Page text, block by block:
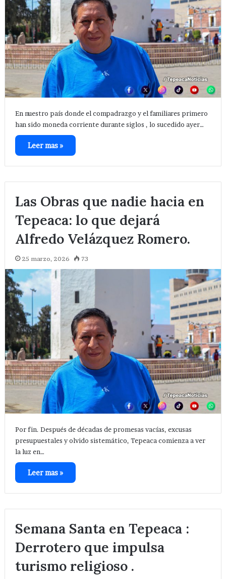
En nuestro país donde el compadrazgo y el familiares primero
han sido moneda corriente durante siglos , lo sucedido ayer…
Leer mas »
Las Obras que nadie hacia en
Tepeaca: lo que dejará
Alfredo Velázquez Romero.
25 marzo, 2026 73
Por fin. Después de décadas de promesas vacías, excusas
presupuestales y olvido sistemático, Tepeaca comienza a ver
la luz en…
Leer mas »
Semana Santa en Tepeaca :
Derrotero que impulsa
turismo religioso .